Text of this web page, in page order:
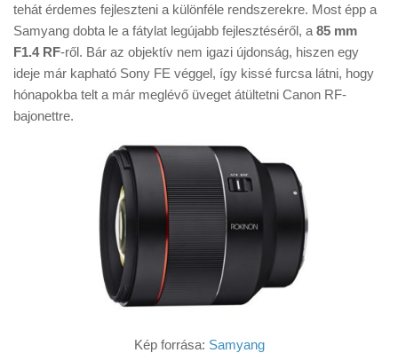
Érdekességek
Helyszíni Riport
E-BB
tehát érdemes fejleszteni a különféle rendszerekre. Most épp a
Samyang dobta le a fátylat legújabb fejlesztéséről, a 85 mm
F1.4 RF-ről. Bár az objektív nem igazi újdonság, hiszen egy
ideje már kapható Sony FE véggel, így kissé furcsa látni, hogy
hónapokba telt a már meglévő üveget átültetni Canon RF-
bajonettre.
Kép forrása: Samyang